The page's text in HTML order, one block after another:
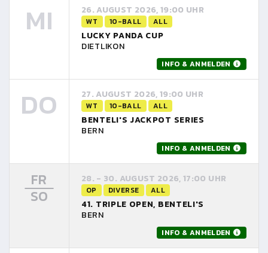
MI 26. AUGUST 2026, 19:00 UHR
WT 10-BALL ALL
LUCKY PANDA CUP
DIETLIKON
INFO & ANMELDEN
DO 27. AUGUST 2026, 19:00 UHR
WT 10-BALL ALL
BENTELI'S JACKPOT SERIES
BERN
INFO & ANMELDEN
FR
SO
28. - 30. AUGUST 2026, 17:00 UHR
OP DIVERSE ALL
41. TRIPLE OPEN, BENTELI'S
BERN
INFO & ANMELDEN